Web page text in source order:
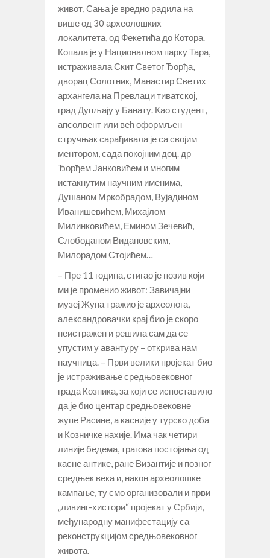
живот, Сања је вредно радила на
више од 30 археолошких
локалитета, од Фекетића до Котора.
Копала је у Националном парку Тара,
истраживала Скит Светог Ђорђа,
дворац Солотник, Манастир Светих
архангела на Превлаци тиватској,
град Дупљају у Банату. Као студент,
апсолвент или већ оформљен
стручњак сарађивала је са својим
ментором, сада покојним доц. др
Ђорђем Јанковићем и многим
истакнутим научним именима,
Душаном Мркобрадом, Вујадином
Иванишевићем, Михајлом
Милинковићем, Емином Зечевић,
Слободаном Видановским,
Милорадом Стојићем…
– Пре 11 година, стигао је позив који
ми је променио живот: Завичајни
музеј Жупа тражио је археолога,
александровачки крај био је скоро
неистражен и решила сам да се
упустим у авантуру – открива нам
научница. – Први велики пројекат био
је истраживање средњовековног
града Козника, за који се испоставило
да је био центар средњовековне
жупе Расине, а касније у турско доба
и Козничке нахије. Има чак четири
линије бедема, трагова постојања од
касне антике, ране Византије и позног
средњек века и, након археолошке
кампање, ту смо организовали и први
„ливинг-хистори“ пројекат у Србији,
међународну манифестацију са
реконструкцијом средњовековног
живота.